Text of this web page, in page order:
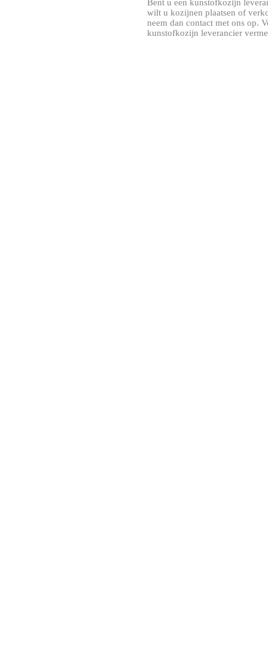
Bent u een kunstofkozijn
wilt u kozijnen plaatsen of
neem dan contact met ons op.
kunstofkozijn leverancier